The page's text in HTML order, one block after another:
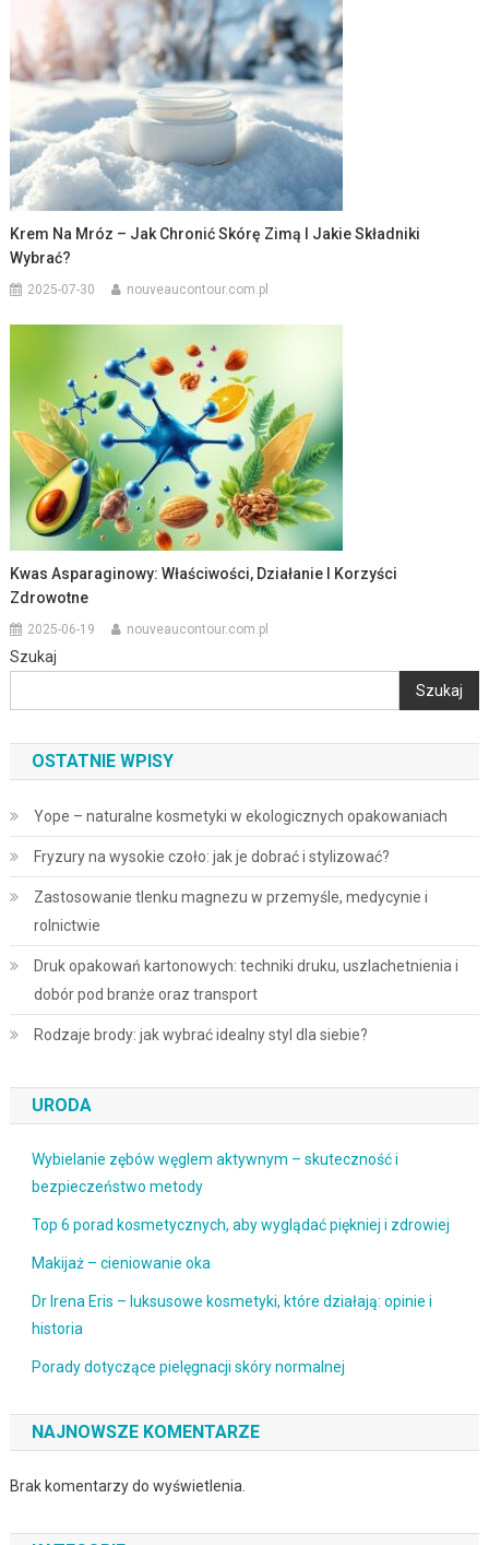
Krem Na Mróz – Jak Chronić Skórę Zimą I Jakie Składniki
Wybrać?
2025-07-30 nouveaucontour.com.pl
Kwas Asparaginowy: Właściwości, Działanie I Korzyści
Zdrowotne
2025-06-19 nouveaucontour.com.pl
Szukaj
Szukaj
OSTATNIE WPISY
Yope – naturalne kosmetyki w ekologicznych opakowaniach
Fryzury na wysokie czoło: jak je dobrać i stylizować?
Zastosowanie tlenku magnezu w przemyśle, medycynie i
rolnictwie
Druk opakowań kartonowych: techniki druku, uszlachetnienia i
dobór pod branże oraz transport
Rodzaje brody: jak wybrać idealny styl dla siebie?
URODA
Wybielanie zębów węglem aktywnym – skuteczność i
bezpieczeństwo metody
Top 6 porad kosmetycznych, aby wyglądać piękniej i zdrowiej
Makijaż – cieniowanie oka
Dr Irena Eris – luksusowe kosmetyki, które działają: opinie i
historia
Porady dotyczące pielęgnacji skóry normalnej
NAJNOWSZE KOMENTARZE
Brak komentarzy do wyświetlenia.